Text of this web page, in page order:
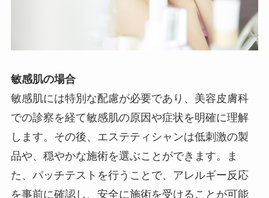
敏感肌の場合
敏感肌には特別な配慮が必要であり、美容皮膚科
での診察を経て敏感肌の原因や症状を明確に理解
します。その後、エステティシャンは低刺激の製
品や、穏やかな施術を選ぶことができます。ま
た、パッチテストを行うことで、アレルギー反応
を事前に確認し、安全に施術を受けることが可能